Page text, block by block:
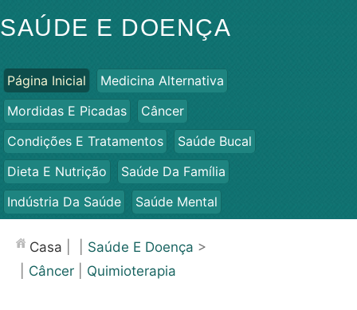
SAÚDE E DOENÇA
Página Inicial
Medicina Alternativa
Mordidas E Picadas
Câncer
Condições E Tratamentos
Saúde Bucal
Dieta E Nutrição
Saúde Da Família
Indústria Da Saúde
Saúde Mental
Saúde
Casa Saúde E Doença >
Câncer Quimioterapia